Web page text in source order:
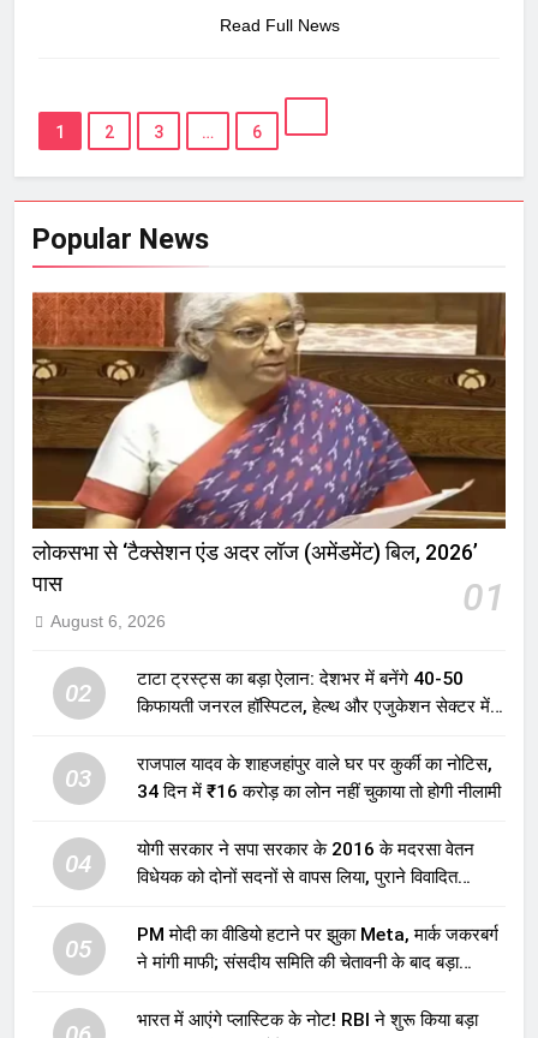
Read Full News
1 2 3 … 6
Popular News
लोकसभा से ‘टैक्सेशन एंड अदर लॉज (अमेंडमेंट) बिल, 2026’
पास
01
August 6, 2026
02
टाटा ट्रस्ट्स का बड़ा ऐलान: देशभर में बनेंगे 40-50
किफायती जनरल हॉस्पिटल, हेल्थ और एजुकेशन सेक्टर में
03
राजपाल यादव के शाहजहांपुर वाले घर पर कुर्की का नोटिस,
34 दिन में ₹16 करोड़ का लोन नहीं चुकाया तो होगी नीलामी
04
योगी सरकार ने सपा सरकार के 2016 के मदरसा वेतन
विधेयक को दोनों सदनों से वापस लिया, पुराने विवादित
05
PM मोदी का वीडियो हटाने पर झुका Meta, मार्क जकरबर्ग
ने मांगी माफी; संसदीय समिति की चेतावनी के बाद बड़ा
भारत में आएंगे प्लास्टिक के नोट! RBI ने शुरू किया बड़ा